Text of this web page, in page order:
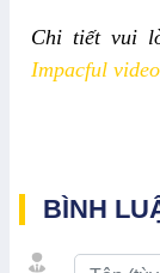
Chi tiết vui
Impacful
BÌNH